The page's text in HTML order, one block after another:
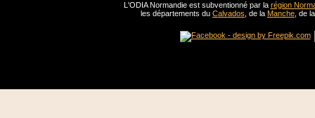
L'ODIA Normandie est subventionné par la région
les départements du Calvados , de la Manche , de